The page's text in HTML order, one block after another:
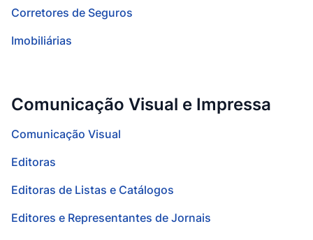
Corretores de Seguros
Imobiliárias
Comunicação Visual e Impressa
Comunicação Visual
Editoras
Editoras de Listas e Catálogos
Editores e Representantes de Jornais